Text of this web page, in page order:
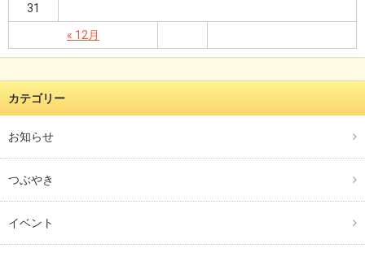
« 12月
31
カテゴリー
お知らせ
つぶやき
イベント